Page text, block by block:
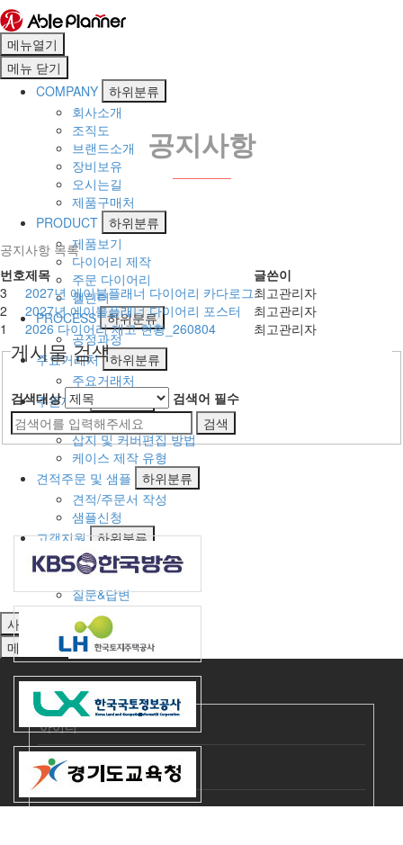
메뉴열기
메뉴 닫기
COMPANY 하위분류
회사소개
조직도
브랜드소개
장비보유
오시는길
제품구매처
PRODUCT 하위분류
제품보기
다이어리 제작
주문 다이어리
캘린더
PROCESS 하위분류
공정과정
주요거래처 하위분류
주요거래처
주문제작
이용안내
삽지 및 커버편집 방법
케이스 제작 유형
견적주문 및 샘플
하위분류
견적/주문서 작성
샘플신청
고객지원 하위분류
공지사항
자료실
질문&답변
사용자메뉴
메뉴
닫기
회
원
로
그
공지사항
공지사항 목록
번호제목
글쓴이
3
2027년 에이블플래너 다이어리 카다로그최고관리자
2
2027년 에이블플래너 다이어리 포스터
최고관리자
1
2026 다이어리 재고 현황_260804 최고관리자
게시물 검색
검색대상 검색어 필수
검색